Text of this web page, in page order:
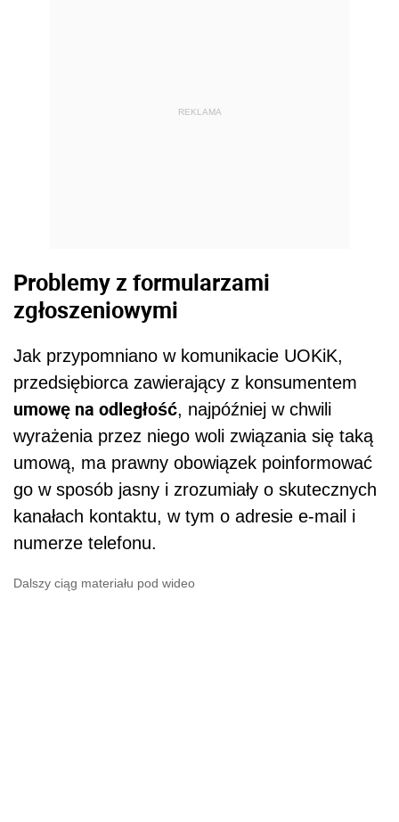
REKLAMA
Problemy z formularzami
zgłoszeniowymi
Jak przypomniano w komunikacie UOKiK,
przedsiębiorca zawierający z konsumentem
umowę na odległość, najpóźniej w chwili
wyrażenia przez niego woli związania się taką
umową, ma prawny obowiązek poinformować
go w sposób jasny i zrozumiały o skutecznych
kanałach kontaktu, w tym o adresie e-mail i
numerze telefonu.
Dalszy ciąg materiału pod wideo